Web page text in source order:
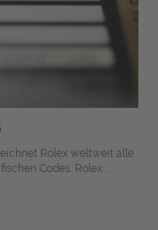
Rolex weltweit alle
Codes. Rolex ...